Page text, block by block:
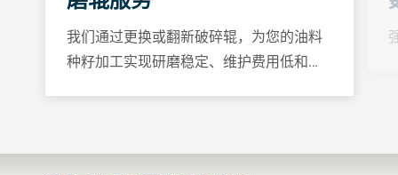
我们通过更换或翻新破碎辊，为您的油料
种籽加工实现研磨稳定、维护费用低和…